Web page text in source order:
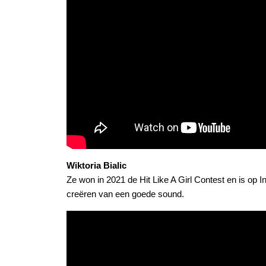
Wiktoria Bialic
Ze won in 2021 de Hit Like A Girl Contest en is op
creëren van een goede sound.